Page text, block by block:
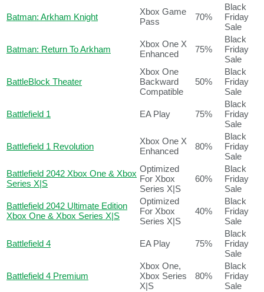
Batman: Arkham Knight
Xbox Game
Pass
70%
Black
Friday
Sale
Batman: Return To Arkham
Xbox One X
Enhanced
75%
Black
Friday
Sale
BattleBlock Theater
Xbox One
Backward
Compatible
50%
Black
Friday
Sale
Battlefield 1 EA Play 75%
Black
Friday
Sale
Battlefield 1 Revolution
Xbox One X
Enhanced
80%
Black
Friday
Sale
Battlefield 2042 Xbox One & Xbox
Series X|S
Optimized
For Xbox
Series X|S
60%
Black
Friday
Sale
Battlefield 2042 Ultimate Edition
Xbox One & Xbox Series X|S
Optimized
For Xbox
Series X|S
40%
Black
Friday
Sale
Battlefield 4 EA Play 75%
Black
Friday
Sale
Battlefield 4 Premium
Xbox One,
Xbox Series
X|S
80%
Black
Friday
Sale